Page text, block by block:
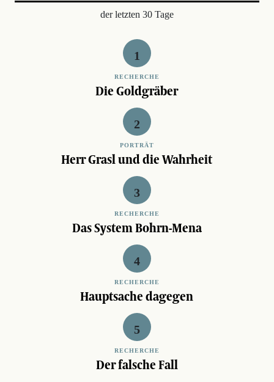
der letzten 30 Tage
RECHERCHE
Die Goldgräber
PORTRÄT
Herr Grasl und die Wahrheit
RECHERCHE
Das System Bohrn-Mena
RECHERCHE
Hauptsache dagegen
RECHERCHE
Der falsche Fall